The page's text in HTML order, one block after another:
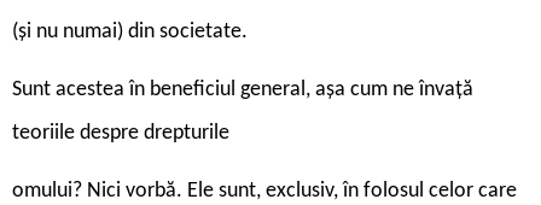
(și nu numai) din societate.
Sunt acestea în beneficiul general, așa cum ne învață
teoriile despre drepturile
omului? Nici vorbă. Ele sunt, exclusiv, în folosul celor care